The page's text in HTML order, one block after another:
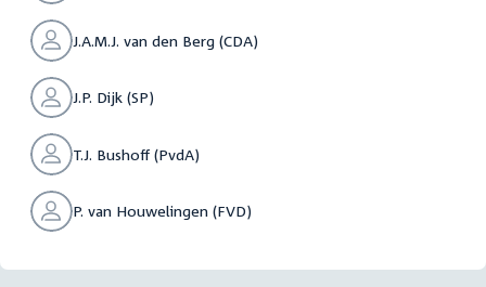
J.A.M.J. van den Berg (CDA)
J.P. Dijk (SP)
T.J. Bushoff (PvdA)
P. van Houwelingen (FVD)